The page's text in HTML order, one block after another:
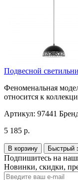
Подвесной
Феноменальная
относится к
Артикул: 97441
5 185 р.
В корзину Быстрый
Подпишитесь на
Новинки, скидки,